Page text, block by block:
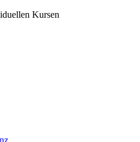
Kursen